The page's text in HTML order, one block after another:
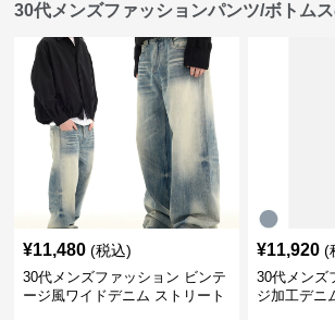
30代メンズファッションパンツ/ボトム
¥11,480 (税込)
30代メンズファッション ビンテ
ージ風ワイドデニム ストリート
¥11,920 (
30代メンズ
ジ加工デニ